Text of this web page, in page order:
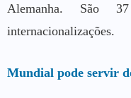
Alemanha. São
internacionalizações.
Mundial pode servir